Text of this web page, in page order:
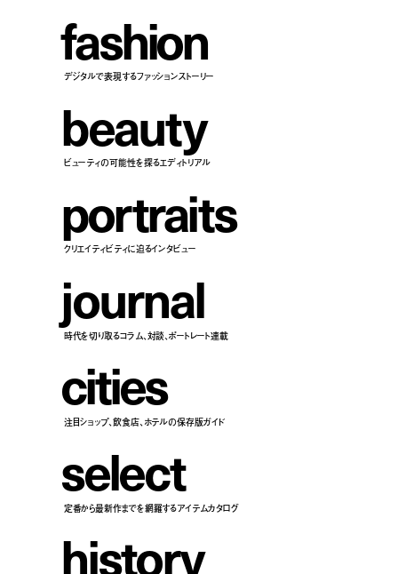
fashion
デジタルで表現するファッションストーリー
beauty
ビューティの可能性を探るエディトリアル
portraits
クリエイティビティに迫るインタビュー
journal
時代を切り取るコラム、対談、ポートレート連載
cities
注目ショップ、飲食店、ホテルの保存版ガイド
select
定番から最新作までを網羅するアイテムカタログ
history